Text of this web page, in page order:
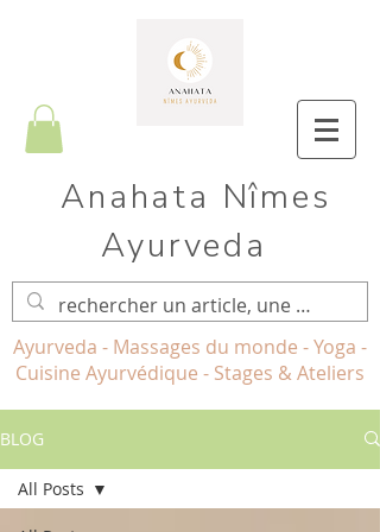
Anahata Nîmes
Ayurveda
Ayurveda - Massages du monde - Yoga -
Cuisine Ayurvédique - Stages & Ateliers
BLOG
All Posts